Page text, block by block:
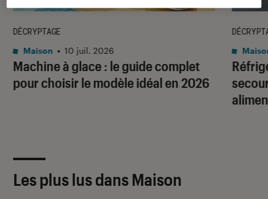
Machine à glace : le guide complet
pour choisir le modèle idéal en 2026
DÉCRYPTAGE
Maison • 10 juil. 2026
Les plus lus dans Maison